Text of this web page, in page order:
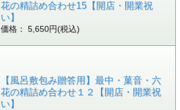
花の精詰め合わせ15【開店・開業祝
い】
価格： 5,650円(税込)
【風呂敷包み贈答用】最中・菓音・六
花の精詰め合わせ１２【開店・開業祝
い】